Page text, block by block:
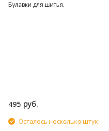
Булавки для шитья.
495 руб.
Осталось несколько штук